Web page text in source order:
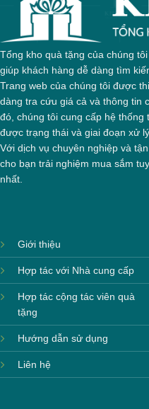
Tổng kho quà tặng của chúng
giúp khách hàng dễ dàng tìm
Trang web của chúng tôi được
dàng tra cứu giá cả và thông tin
đó, chúng tôi cung cấp hệ
được trạng thái và giai đoạn xử
Với dịch vụ chuyên nghiệp và
cho bạn trải nghiệm mua sắm
nhất.
Giới thiệu
Hợp tác với Nhà cung cấp
Hợp tác cộng tác viên quà
tặng
Hướng dẫn sử dụng
Liên hệ